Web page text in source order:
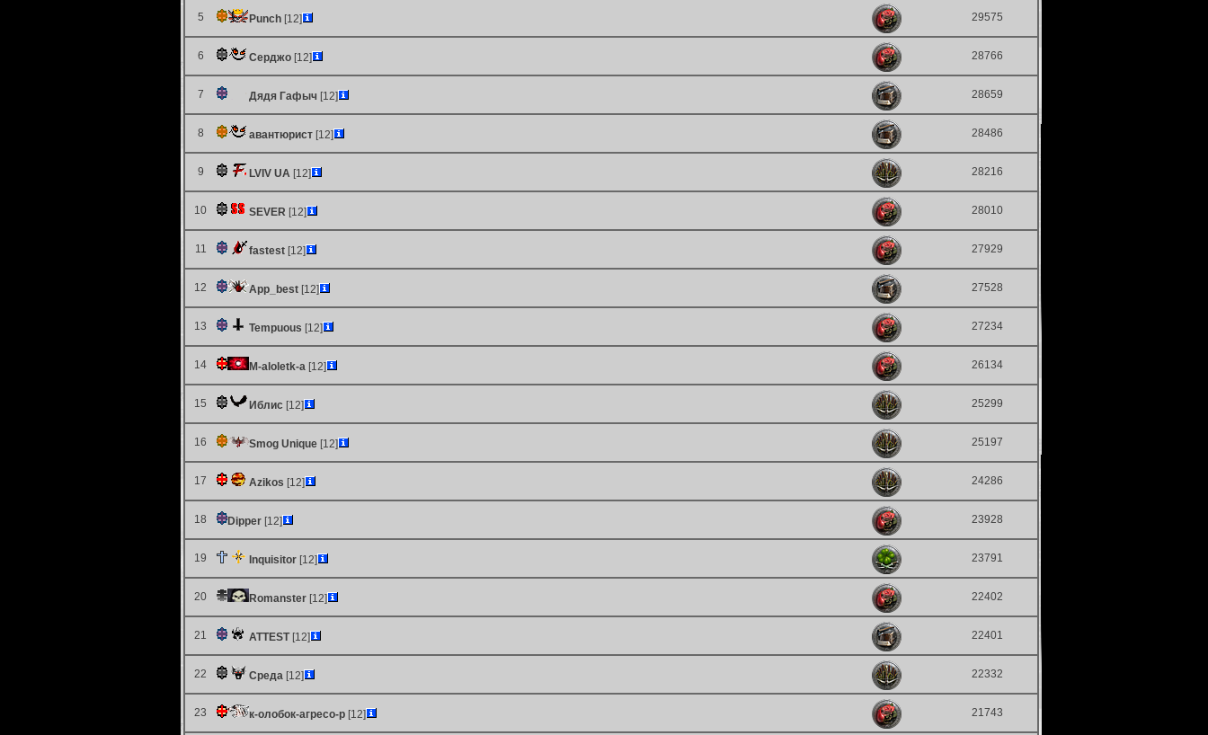
5 Punch [12] 29575
6 Серджо [12] 28766
7 Дядя Гафыч [12] 28659
8 авантюрист [12] 28486
9 LVIV UA [12] 28216
10 SEVER [12] 28010
11 fastest [12] 27929
12 App_best [12] 27528
13 Tempuous [12] 27234
14 M-aloletk-a [12] 26134
15 Иблис [12] 25299
16 Smog Unique [12] 25197
17 Azikos [12] 24286
18 Dipper [12] 23928
19 Inquisitor [12] 23791
20 Romanster [12] 22402
21 ATTEST[12] 22401
22 Среда [12] 22332
23 к-олобок-агресо-р [12] 21743